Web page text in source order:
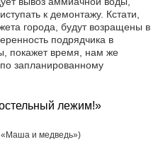
к демонтажу. Кстати,
города, будут возращены в
подрядчика в
покажет время, нам же
запланированному
лежим!»
и медведь»)